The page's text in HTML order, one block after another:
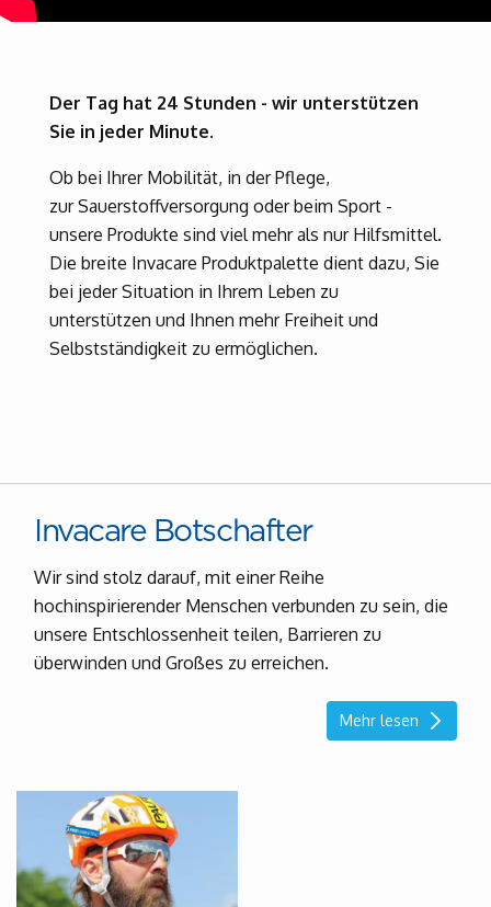
Der Tag hat 24 Stunden - wir unterstützen
Sie in jeder Minute.
Ob bei Ihrer Mobilität, in der Pflege,
zur Sauerstoffversorgung oder beim Sport -
unsere Produkte sind viel mehr als nur Hilfsmittel.
Die breite Invacare Produktpalette dient dazu, Sie
bei jeder Situation in Ihrem Leben zu
unterstützen und Ihnen mehr Freiheit und
Selbstständigkeit zu ermöglichen.
Invacare Botschafter
Wir sind stolz darauf, mit einer Reihe
hochinspirierender Menschen verbunden zu sein, die
unsere Entschlossenheit teilen, Barrieren zu
überwinden und Großes zu erreichen.
Mehr lesen